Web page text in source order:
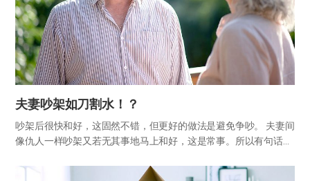
夫妻吵架如刀割水！？
吵架后很快和好，这固然不错，但更好的做法是避免争吵。 夫妻间
像仇人一样吵架又若无其事地马上和好，这是常事。所以有句话说
每年都在增加，位居亚洲国家之首。夫妻发生争执，因愤怒而纵火